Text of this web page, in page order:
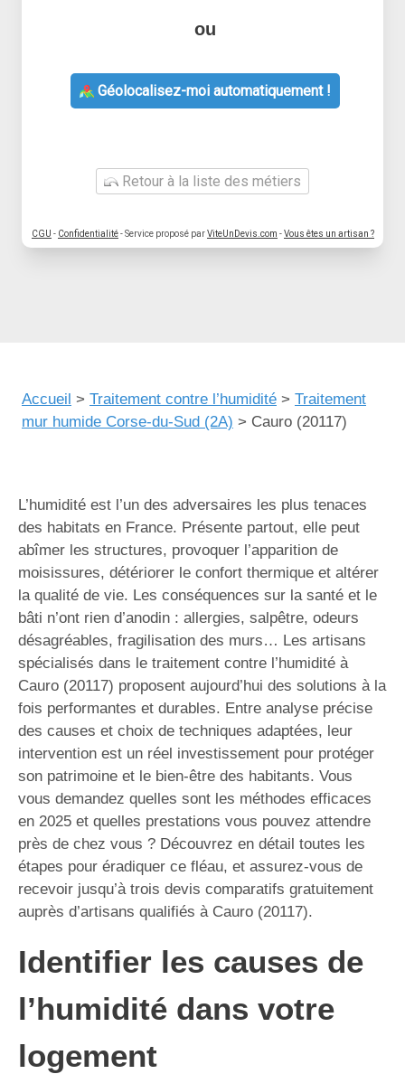
ou
Géolocalisez-moi automatiquement !
Retour à la liste des métiers
CGU - Confidentialité- Service proposé parViteUnDevis.com -Vous êtes un artisan ?
Accueil > Traitement contre l’humidité > Traitement
mur humide Corse-du-Sud (2A) > Cauro (20117)
L’humidité est l’un des adversaires les plus tenaces
des habitats en France. Présente partout, elle peut
abîmer les structures, provoquer l’apparition de
moisissures, détériorer le confort thermique et altérer
la qualité de vie. Les conséquences sur la santé et le
bâti n’ont rien d’anodin : allergies, salpêtre, odeurs
désagréables, fragilisation des murs… Les artisans
spécialisés dans le traitement contre l’humidité à
Cauro (20117) proposent aujourd’hui des solutions à la
fois performantes et durables. Entre analyse précise
des causes et choix de techniques adaptées, leur
intervention est un réel investissement pour protéger
son patrimoine et le bien-être des habitants. Vous
vous demandez quelles sont les méthodes efficaces
en 2025 et quelles prestations vous pouvez attendre
près de chez vous ? Découvrez en détail toutes les
étapes pour éradiquer ce fléau, et assurez-vous de
recevoir jusqu’à trois devis comparatifs gratuitement
auprès d’artisans qualifiés à Cauro (20117).
Identifier les causes de
l’humidité dans votre
logement